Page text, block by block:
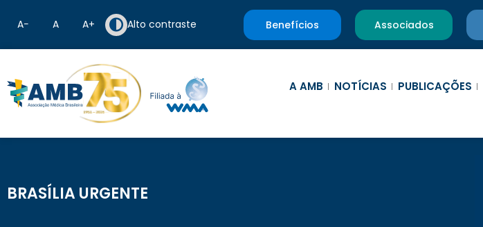
A− A A+ Alto contraste Benefícios Associados
A AMB NOTÍCIAS PUBLICAÇÕES
BRASÍLIA URGENTE